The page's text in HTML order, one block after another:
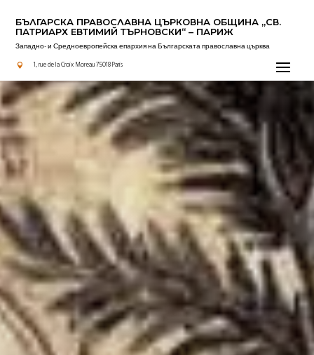
БЪЛГАРСКА ПРАВОСЛАВНА ЦЪРКОВНА OБЩИНА „СВ.
ПАТРИАРХ ЕВТИМИЙ ТЪРНОВСКИ“ – ПАРИЖ
Западно- и Средноевропейска епархия на Българската православна църква
 1, rue de la Croix Moreau 75018 Paris
Актуално